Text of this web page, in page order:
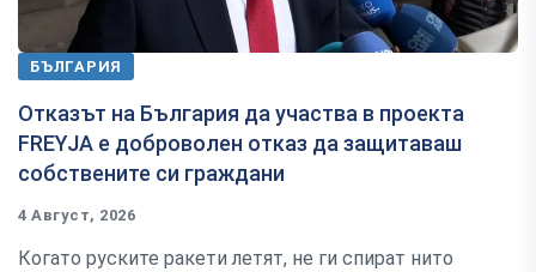
БЪЛГАРИЯ
Отказът на България да участва в проекта
FREYJA е доброволен отказ да защитаваш
собствените си граждани
4 Август, 2026
Когато руските ракети летят, не ги спират нито